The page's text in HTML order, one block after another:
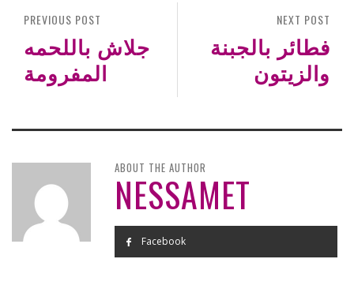
NEXT POST
فطائر بالجبنة
والزيتون
PREVIOUS POST
جلاش باللحمه
المفرومة
ABOUT THE AUTHOR
NESSAMET
Facebook